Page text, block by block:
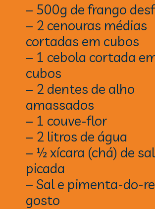
– 500g de frango
– 2 cenouras médias
cortadas em cubos
– 1 cebola cortada
cubos
– 2 dentes de alho
amassados
– 1 couve-flor
– 2 litros de água
– ½ xícara (chá) de
picada
– Sal e pimenta-do-
gosto